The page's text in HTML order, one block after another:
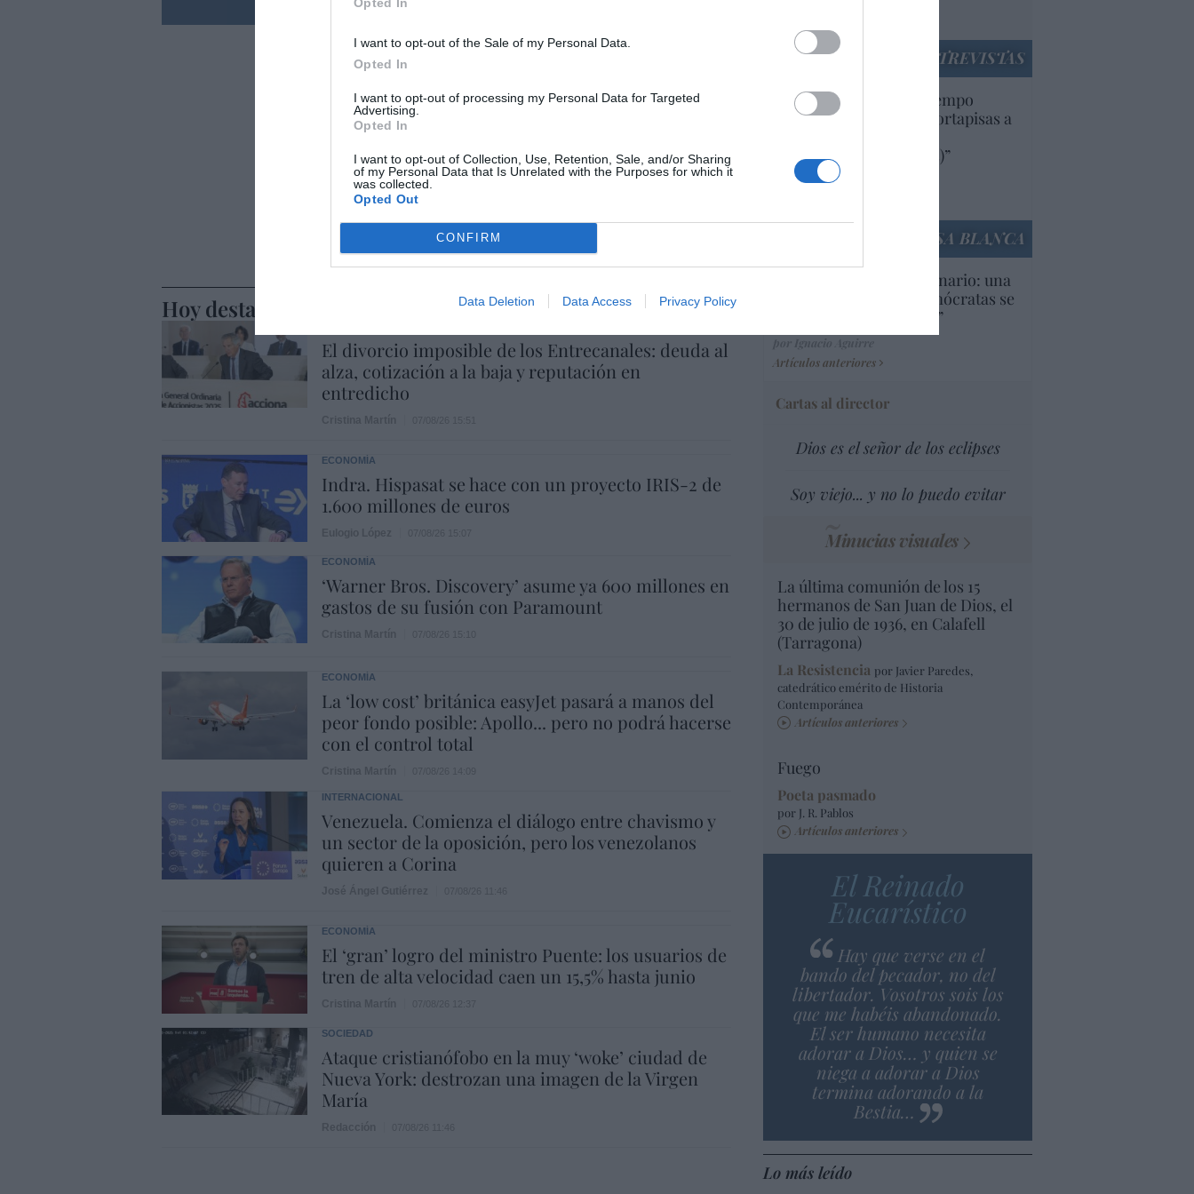
I want to opt-out of the Sale of my Personal Data.
Opted In
I want to opt-out of processing my Personal Data for Targeted
Advertising.
Opted In
I want to opt-out of Collection, Use, Retention, Sale, and/or Sharing
of my Personal Data that Is Unrelated with the Purposes for which it
was collected.
Opted Out
CONFIRM
Data Deletion Data Access Privacy Policy
Hoy destacamos
El divorcio imposible de los Entrecanales: deuda al
alza, cotización a la baja y reputación en
entredicho
ECONOMÍA
Indra. Hispasat se hace con un proyecto IRIS-2 de
1.600 millones de euros
ECONOMÍA
‘Warner Bros. Discovery’ asume ya 600 millones en
gastos de su fusión con Paramount
ECONOMÍA
La ‘low cost’ británica easyJet pasará a manos del
peor fondo posible: Apollo... pero no podrá hacerse
con el control total
INTERNACIONAL
Venezuela. Comienza el diálogo entre chavismo y
un sector de la oposición, pero los venezolanos
quieren a Corina
ECONOMÍA
El ‘gran’ logro del ministro Puente: los usuarios de
tren de alta velocidad caen un 15,5% hasta junio
SOCIEDAD
Ataque cristianófobo en la muy ‘woke’ ciudad de
Nueva York: destrozan una imagen de la Virgen
María
ENTREVISTAS
“Europa lleva mucho tiempo
poniendo aranceles y cortapisas a
americanas (y europeas)”
por Ana Sánchez Arjona
LA CASA BLANCA
EEUU. Inquietante escenario: una
tercera parte de los demócratas se
define como “socialista”
Artículos anteriores
Cartas al director
Dios es el señor de los eclipses
Soy viejo... y no lo puedo evitar
Minucias visuales
La última comunión de los 15
hermanos de San Juan de Dios, el
30 de julio de 1936, en Calafell
(Tarragona)
La Resistencia por Javier Paredes,
catedrático emérito de Historia
Contemporánea
Artículos anteriores
Fuego
Poeta pasmado
por J. R. Pablos
Artículos anteriores
El Reinado
Eucarístico
Hay que verse en el
bando del pecador, no del
libertador. Vosotros sois los
que me habéis abandonado.
El ser humano necesita
adorar a Dios… y quien se
niega a adorar a Dios
termina adorando a la
Bestia…
Lo más leído